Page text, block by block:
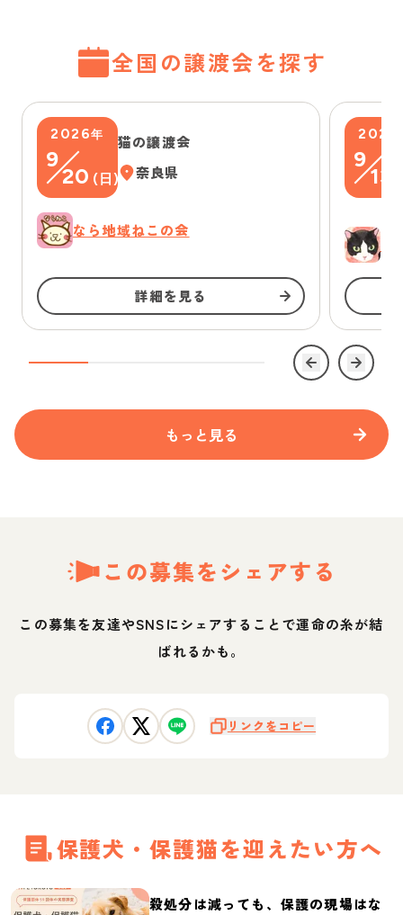
全国の譲渡会を探す
2026年
9
20 ( 日)
猫の譲渡会
奈良県
なら地域ねこの会
詳細を見る
2026
9
13
ゆ
もっと見る
この募集をシェアする
この募集を友達やSNSにシェアすることで運命の糸が結
ばれるかも。
リンクをコピー
保護犬・保護猫を迎えたい方へ
殺処分は減っても、保護の現場はな